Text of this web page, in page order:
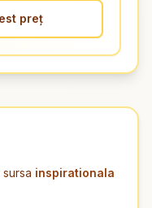
preț
inspirationala